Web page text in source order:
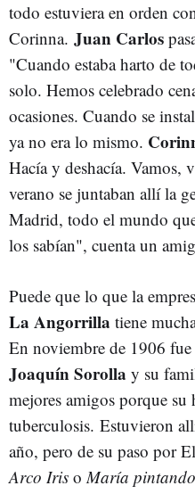
todo estuviera en orden
Corinna. Juan Carlos
"Cuando estaba harto de
solo. Hemos celebrado
ocasiones. Cuando se
ya no era lo mismo.
Hacía y deshacía. Vamos,
verano se juntaban allí la
Madrid, todo el mundo
los sabían", cuenta un
Puede que lo que la
La Angorrilla tiene
En noviembre de 1906
Joaquín Sorolla y su
mejores amigos porque
tuberculosis. Estuvieron
año, pero de su paso por
Arco Iris oMaría